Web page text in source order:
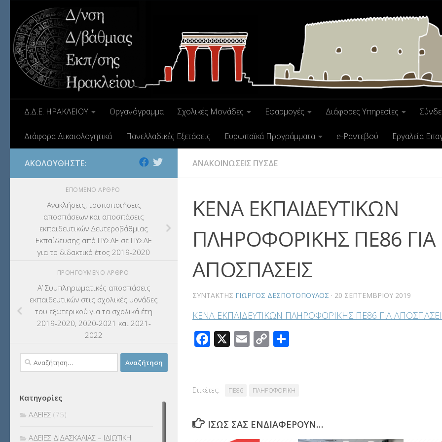
Δ.Δ.Ε. ΗΡΑΚΛΕΙΟΥ Οργανόγραμμα Σχολικές Μονάδες Εφαρμογές Διάφορες Υπηρεσίες
Διάφορα Δικαιολογητικά Πανελλαδικές Εξετάσεις Ευρωπαϊκά Προγράμματα e-Ραντεβού Εργαλεία
ΑΝΑΚΟΙΝΩΣΕΙΣ ΠΥΣΔΕ
ΚΕΝΑ ΕΚΠΑΙΔΕΥΤΙΚΩΝ
ΠΛΗΡΟΦΟΡΙΚΗΣ ΠΕ86 ΓΙΑ
ΑΠΟΣΠΑΣΕΙΣ
ΣΥΝΤΆΚΤΗΣ ΓΙΏΡΓΟΣ ΔΕΣΠΟΤΌΠΟΥΛΟΣ · 20 ΣΕΠΤΕΜΒΡΊΟΥ 2019
ΚΕΝΑ ΕΚΠΑΙΔΕΥΤΙΚΩΝ ΠΛΗΡΟΦΟΡΙΚΗΣ ΠΕ86 ΓΙΑ
Facebook
X Email
Copy
Ετικέτες: ΠΕ86 ΠΛΗΡΟΦΟΡΙΚΗ
ΊΣΩΣ ΣΑΣ ΕΝΔΙΑΦΈΡΟΥΝ…
ΑΚΟΛΟΥΘΉΣΤΕ:
ΕΠΌΜΕΝΟ ΆΡΘΡΟ
Ανακλήσεις, τροποποιήσεις
αποσπάσεων και αποσπάσεις
εκπαιδευτικών Δευτεροβάθμιας
Εκπαίδευσης από ΠΥΣΔΕ σε ΠΥΣΔΕ
για το διδακτικό έτος 2019-2020
ΠΡΟΗΓΟΎΜΕΝΟ ΆΡΘΡΟ
Α’ Συμπληρωματικές αποσπάσεις
εκπαιδευτικών στις σχολικές μονάδες
του εξωτερικού για τα σχολικά έτη
2019-2020, 2020-2021 και 2021-
2022
Αναζήτηση
για:
Κατηγορίες
ΑΔΕΙΕΣ (75)
ΑΔΕΙΕΣ ΔΙΔΑΣΚΑΛΙΑΣ – ΙΔΙΩΤΙΚΗ